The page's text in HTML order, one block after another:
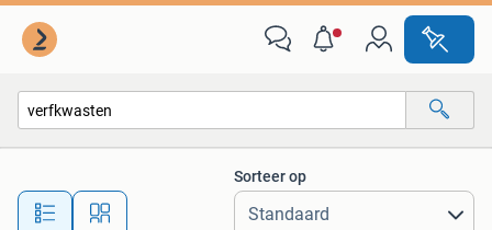
Alle afstanden…
Sorteer op